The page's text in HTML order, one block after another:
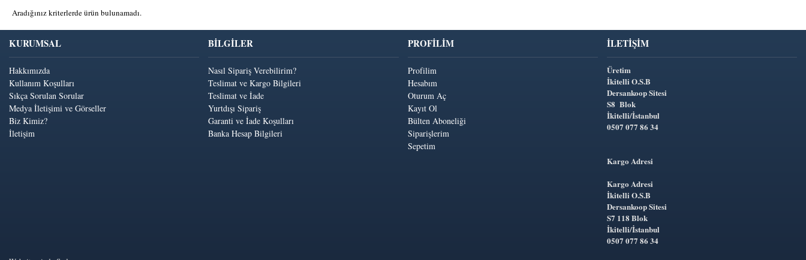
Aradığınız kriterlerde ürün bulunamadı.
KURUMSAL
Hakkımızda
Kullanım Koşulları
Sıkça Sorulan Sorular
Medya İletişimi ve Görseller
Biz Kimiz?
İletişim
BİLGİLER
Nasıl Sipariş Verebilirim?
Teslimat ve Kargo Bilgileri
Teslimat ve İade
Yurtdışı Sipariş
Garanti ve İade Koşulları
Banka Hesap Bilgileri
PROFİLİM
Profilim
Hesabım
Oturum Aç
Kayıt Ol
Bülten Aboneliği
Siparişlerim
Sepetim
İLETIŞIM
Üretim
İkitelli O.S.B
Dersankoop Sitesi
S8 Blok
İkitelli/İstanbul
0507 077 86 34
Kargo Adresi
Kargo Adresi
İkitelli O.S.B
Dersankoop Sitesi
S7 118 Blok
İkitelli/İstanbul
0507 077 86 34